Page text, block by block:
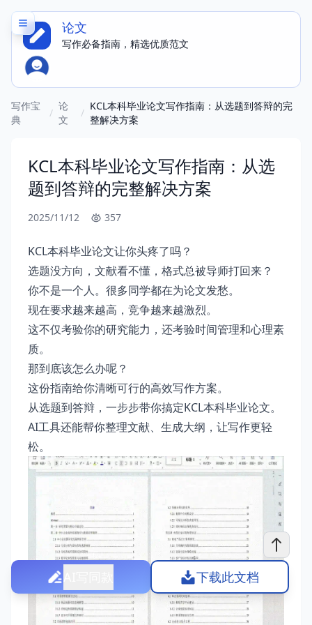
论文
写作必备指南，精选优质范文
写作宝
典
/
论
文
/
KCL本科毕业论文写作指南：从选题到答辩的完
整解决方案
KCL本科毕业论文写作指南：从选
题到答辩的完整解决方案
2025/11/12 357
KCL本科毕业论文让你头疼了吗？
选题没方向，文献看不懂，格式总被导师打回来？
你不是一个人。很多同学都在为论文发愁。
现在要求越来越高，竞争越来越激烈。
这不仅考验你的研究能力，还考验时间管理和心理素
质。
那到底该怎么办呢？
这份指南给你清晰可行的高效写作方案。
从选题到答辩，一步步带你搞定KCL本科毕业论文。
AI工具还能帮你整理文献、生成大纲，让写作更轻
松。
下载此文档